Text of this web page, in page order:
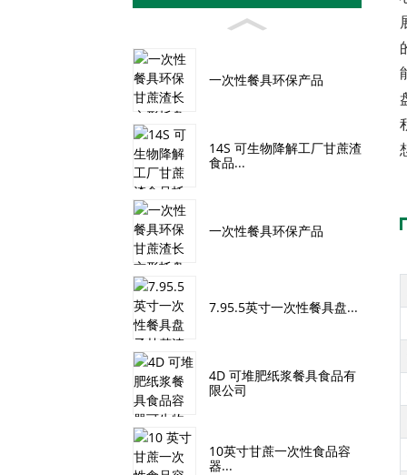
一次性餐具环保产品
14S 可生物降解工厂甘蔗渣
食品...
一次性餐具环保产品
7.95.5英寸一次性餐具盘...
4D 可堆肥纸浆餐具食品有
限公司
10英寸甘蔗一次性食品容
器...